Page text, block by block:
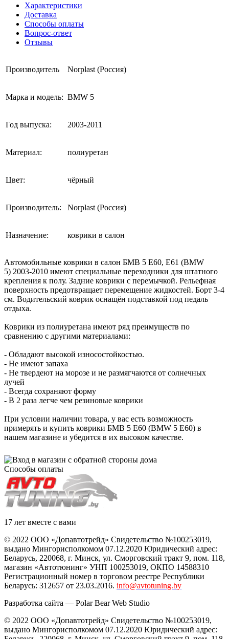
Характеристики
Доставка
Способы оплаты
Вопрос-ответ
Отзывы
Производитель Norplast (Россия)
Марка и модель: BMW 5
Год выпуска: 2003-2011
Материал: полиуретан
Цвет: чёрный
Производитель: Norplast (Россия)
Назначение: коврики в салон
Автомобильные коврики в салон БМВ 5 Е60, Е61 (BMW
5) 2003-2010 имеют специальные переходники для штатного
крепления к полу. Задние коврики с перемычкой. Рельефная
поверхность предотвращает перемещение жидкостей. Борт 3-4
см. Водительский коврик оснащён подставкой под педаль
отдыха.
Коврики из полиуретана имеют ряд преимуществ по
сравнению с другими материалами:
- Обладают высокой износостойкостью.
- Не имеют запаха
- Не твердеют на морозе и не размягчаются от солнечных
лучей
- Всегда сохраняют форму
- В 2 раза легче чем резиновые коврики
При условии наличии товара, у вас есть возможность
примерять и купить коврики БМВ 5 Е60 (BMW 5 E60) в
нашем магазине и убедится в их высоком качестве.
Способы оплаты
17 лет вместе с вами
© 2022 ООО «Допавтотрейд» Свидетельство №100253019,
выдано Мингорисполкомом 07.12.2020 Юридический адрес:
Беларусь, 220068, г. Минск, ул. Сморговский тракт 9, пом. 118,
магазин «Автотюнинг» УНП 100253019, ОКПО 14588310
Регистрационный номер в торговом реестре Республики
Беларусь: 312657 от 23.03.2016. info@avtotuning.by
Разработка сайта — Polar Bear Web Studio
© 2022 ООО «Допавтотрейд» Свидетельство №100253019,
выдано Мингорисполкомом 07.12.2020 Юридический адрес: